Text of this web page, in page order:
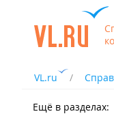
VL.ru
Ещё в разделах: